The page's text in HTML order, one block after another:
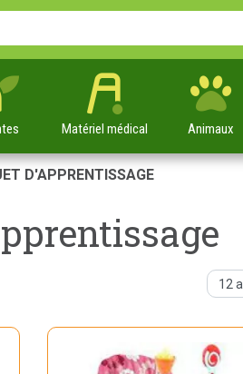
Matériel médical Animaux
D'APPRENTISSAGE